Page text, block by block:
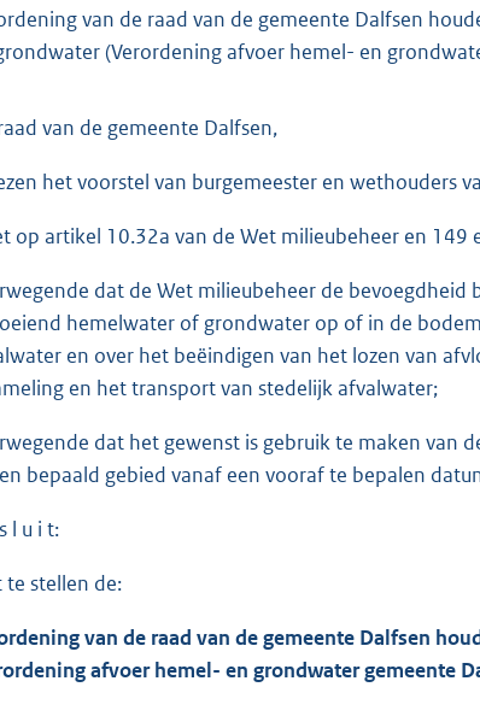
van de raad van de gemeente Dalfsen
(Verordening afvoer hemel- en
van de gemeente Dalfsen,
het voorstel van burgemeester en wethouders
op artikel 10.32a van de Wet milieubeheer en 149
dat de Wet milieubeheer de
hemelwater of grondwater op of in de
en over het beëindigen van het lozen van
en het transport van stedelijk afvalwater;
dat het gewenst is gebruik te maken
bepaald gebied vanaf een vooraf te bepalen
l u i t:
te stellen de:
van de raad van de gemeente Dalfsen
afvoer hemel- en grondwater gemeente